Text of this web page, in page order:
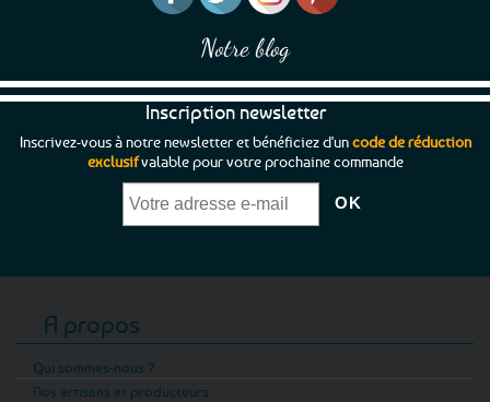
Notre blog
Inscription newsletter
Inscrivez-vous à notre newsletter et bénéficiez d'uncode de réduction
exclusifvalable pour votre prochaine commande
A propos
Qui sommes-nous ?
Nos artisans et producteurs